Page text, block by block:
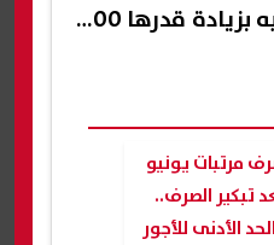
للأجور إلى 8000 جنيه بزيادة قدرها 1000
مرتبات يونيو
بعد تبكير الصرف..
الأدنى للأجور